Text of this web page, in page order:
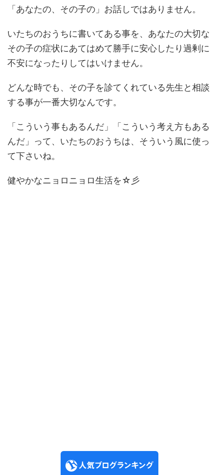
「あなたの、その子の」お話しではありません。
いたちのおうちに書いてある事を、あなたの大切な
その子の症状にあてはめて勝手に安心したり過剰に
不安になったりしてはいけません。
どんな時でも、その子を診てくれている先生と相談
する事が一番大切なんです。
「こういう事もあるんだ」「こういう考え方もある
んだ」って、いたちのおうちは、そういう風に使っ
て下さいね。
健やかなニョロニョロ生活を☆彡